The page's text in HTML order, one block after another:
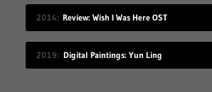
2014 Review: Wish I Was Here OST
2019 Digital Paintings: Yun Ling